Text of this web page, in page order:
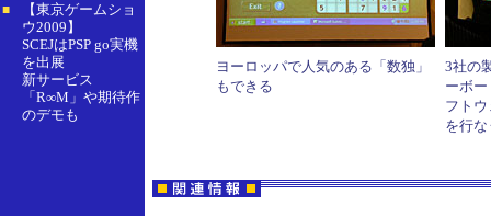
■
【東京ゲームショ
ウ2009】
SCEJはPSP go実機
を出展
新サービス
「R∞M」や期待作
のデモも
ヨーロッパで人気のある「数独」
もできる
3社の
ーボ
フト
を行